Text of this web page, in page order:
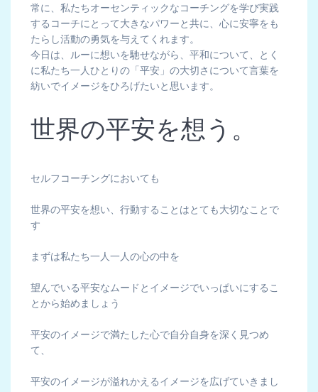
常に、私たちオーセンティックなコーチングを学び実践
するコーチにとって大きなパワーと共に、心に安寧をも
たらし活動の勇気を与えてくれます。
今日は、ルーに想いを馳せながら、平和について、とく
に私たち一人ひとりの「平安」の大切さについて言葉を
紡いでイメージをひろげたいと思います。
世界の平安を想う。
セルフコーチングにおいても
世界の平安を想い、行動することはとても大切なことで
す
まずは私たち一人一人の心の中を
望んでいる平安なムードとイメージでいっぱいにするこ
とから始めましょう
平安のイメージで満たした心で自分自身を深く見つめ
て、
平安のイメージが溢れかえるイメージを広げていきまし